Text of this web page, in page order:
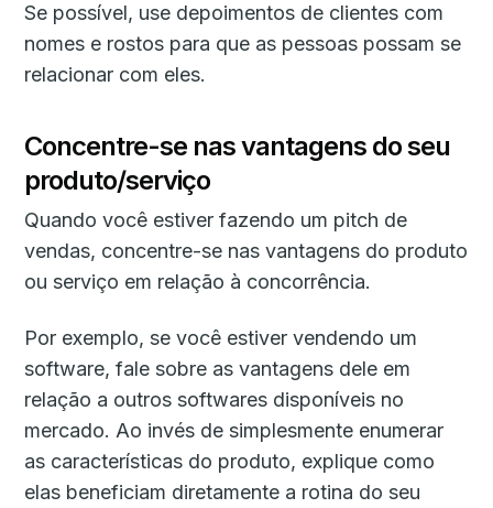
Se possível, use depoimentos de clientes com
nomes e rostos para que as pessoas possam se
relacionar com eles.
Concentre-se nas vantagens do seu
produto/serviço
Quando você estiver fazendo um pitch de
vendas, concentre-se nas vantagens do produto
ou serviço em relação à concorrência.
Por exemplo, se você estiver vendendo um
software, fale sobre as vantagens dele em
relação a outros softwares disponíveis no
mercado. Ao invés de simplesmente enumerar
as características do produto, explique como
elas beneficiam diretamente a rotina do seu